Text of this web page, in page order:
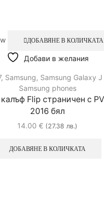
ДОБАВЯНЕ В КОЛИЧКАТА
Добави в желания
, Samsung, Samsung Galaxy
Samsung phones
Flip страничен с
2016 бял
14.00€ (27.38 лв.)
ДОБАВЯНЕ В КОЛИЧКАТА